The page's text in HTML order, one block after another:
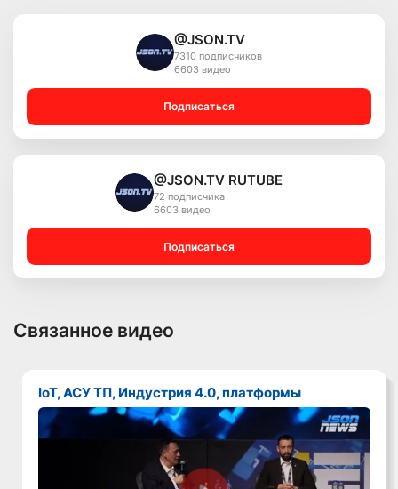
@JSON.TV
7310 подписчиков
6603 видео
Подписаться
@JSON.TV RUTUBE
72 подписчика
6603 видео
Подписаться
Связанное видео
IoT, АСУ ТП, Индустрия 4.0, платформы